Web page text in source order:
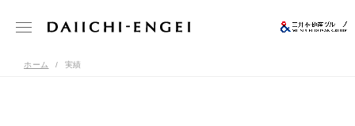
ホーム 実績